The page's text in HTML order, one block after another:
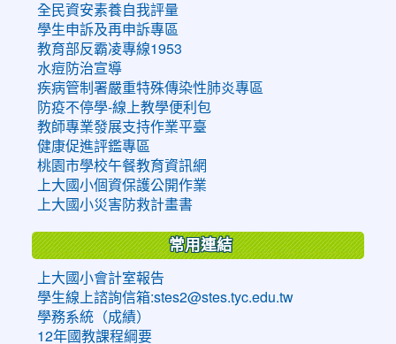
全民資安素養自我評量
學生申訴及再申訴專區
教育部反霸凌專線1953
水痘防治宣導
疾病管制署嚴重特殊傳染性肺炎專區
防疫不停學-線上教學便利包
教師專業發展支持作業平臺
健康促進評鑑專區
桃園市學校午餐教育資訊網
上大國小個資保護公開作業
上大國小災害防救計畫書
常用連結
上大國小會計室報告
學生線上諮詢信箱:stes2@stes.tyc.edu.tw
學務系統（成績）
12年國教課程綱要